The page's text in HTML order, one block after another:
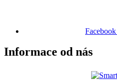
Informace od nás